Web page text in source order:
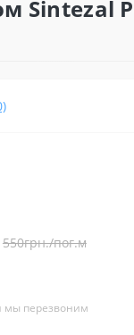
Sintezal
550грн./пог.м
мы перезвоним